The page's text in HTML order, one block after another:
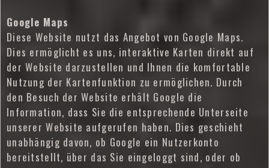
Google Maps
Diese Website nutzt das Angebot von Google Maps.
Dies ermöglicht es uns, interaktive Karten direkt auf
der Website darzustellen und Ihnen die komfortable
Nutzung der Kartenfunktion zu ermöglichen. Durch
den Besuch der Website erhält Google die
Information, dass Sie die entsprechende Unterseite
unserer Website aufgerufen haben. Dies geschieht
unabhängig davon, ob Google ein Nutzerkonto
bereitstellt, über das Sie eingeloggt sind, oder ob